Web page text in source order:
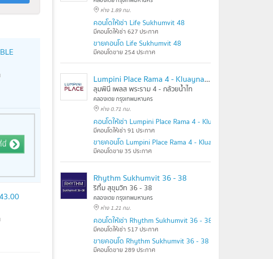
ห่าง 1.89 กม.
คอนโดให้เช่า Life Sukhumvit 48
มีคอนโดให้เช่า 627 ประกาศ
ขายคอนโด Life Sukhumvit 48
มีคอนโดขาย 254 ประกาศ
Lumpini Place Rama 4 - Kluaynamthai
ลุมพินี เพลส พระราม 4 - กล้วยน้ำไท
คลองเตย กรุงเทพมหานคร
ห่าง 0.71 กม.
คอนโดให้เช่า Lumpini Place Rama 4 - Kluaynamthai
มีคอนโดให้เช่า 91 ประกาศ
ขายคอนโด Lumpini Place Rama 4 - Kluaynamthai
มีคอนโดขาย 35 ประกาศ
Rhythm Sukhumvit 36 - 38
ริทึ่ม สุขุมวิท 36 - 38
คลองเตย กรุงเทพมหานคร
ห่าง 1.21 กม.
คอนโดให้เช่า Rhythm Sukhumvit 36 - 38
มีคอนโดให้เช่า 517 ประกาศ
ขายคอนโด Rhythm Sukhumvit 36 - 38
มีคอนโดขาย 289 ประกาศ